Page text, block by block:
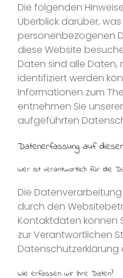
Die folgenden
Überblick darüber,
personenbezogenen
diese Website
Daten sind alle Daten,
identifiziert werden
Informationen zum
entnehmen Sie
aufgeführten
Datenerfassung auf
Wer ist verantwortlich für die
Die
durch den
Kontaktdaten können
zur Verantwortlichen
Datenschutzerklärung
Wie erfassen wir Ihre Daten?